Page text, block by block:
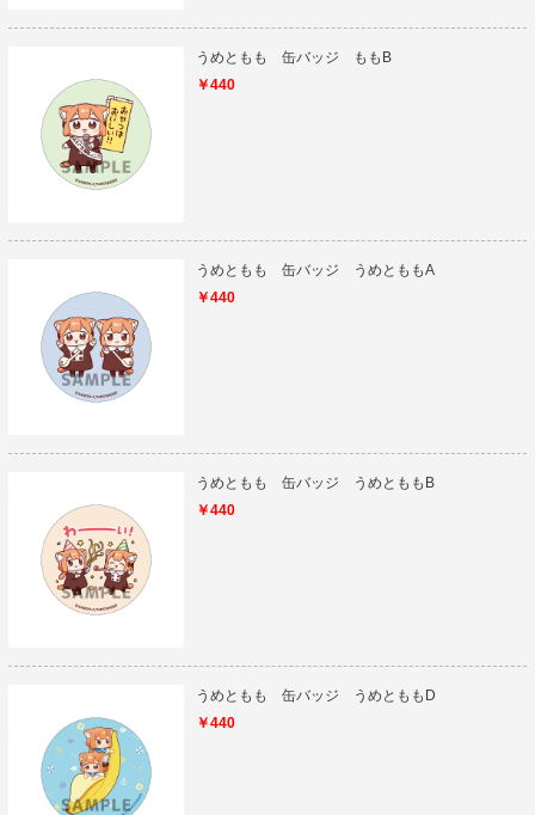
うめともも 缶バッジ ももB
￥440
うめともも 缶バッジ うめとももA
￥440
うめともも 缶バッジ うめとももB
￥440
うめともも 缶バッジ うめとももD
￥440